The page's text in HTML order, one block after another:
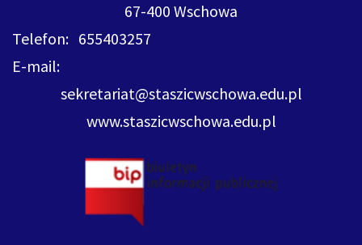
67-400 Wschowa
Telefon: 655403257
E-mail:
sekretariat@staszicwschowa.edu.pl
www.staszicwschowa.edu.pl